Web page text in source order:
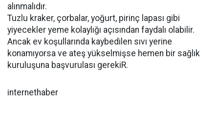
alınmalıdır.
Tuzlu kraker, çorbalar, yoğurt, pirinç lapası gibi
yiyecekler yeme kolaylığı açısından faydalı olabilir.
Ancak ev koşullarında kaybedilen sıvı yerine
konamıyorsa ve ateş yükselmişse hemen bir sağlık
kuruluşuna başvurulası gerekiR.
internethaber